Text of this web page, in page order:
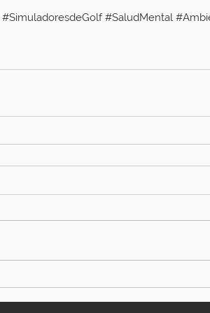
#SimuladoresdeGolf #SaludMental